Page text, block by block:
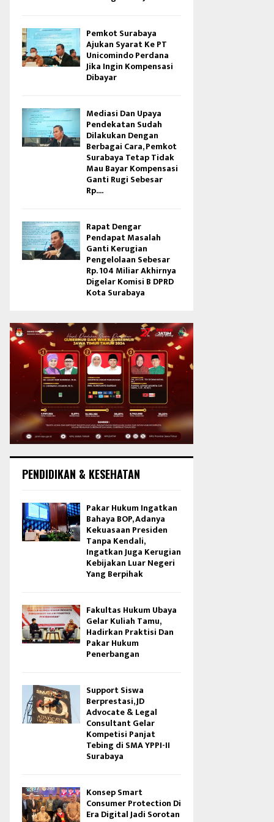
Pemkot Surabaya
Ajukan Syarat Ke PT
Unicomindo Perdana
Jika Ingin Kompensasi
Dibayar
Mediasi Dan Upaya
Pendekatan Sudah
Dilakukan Dengan
Berbagai Cara, Pemkot
Surabaya Tetap Tidak
Mau Bayar Kompensasi
Ganti Rugi Sebesar
Rp....
Rapat Dengar
Pendapat Masalah
Ganti Kerugian
Pengelolaan Sebesar
Rp. 104 Miliar Akhirnya
Digelar Komisi B DPRD
Kota Surabaya
PENDIDIKAN & KESEHATAN
Pakar Hukum Ingatkan
Bahaya BOP, Adanya
Kekuasaan Presiden
Tanpa Kendali,
Ingatkan Juga Kerugian
Kebijakan Luar Negeri
Yang Berpihak
Fakultas Hukum Ubaya
Gelar Kuliah Tamu,
Hadirkan Praktisi Dan
Pakar Hukum
Penerbangan
Support Siswa
Berprestasi, JD
Advocate & Legal
Consultant Gelar
Kompetisi Panjat
Tebing di SMA YPPI-II
Surabaya
Konsep Smart
Consumer Protection Di
Era Digital Jadi Sorotan